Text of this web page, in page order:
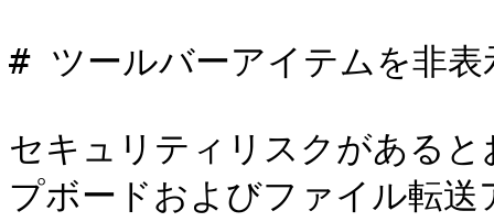
# ツールバーアイテムを非表
セキュリティリスクがある
プボードおよびファイル転